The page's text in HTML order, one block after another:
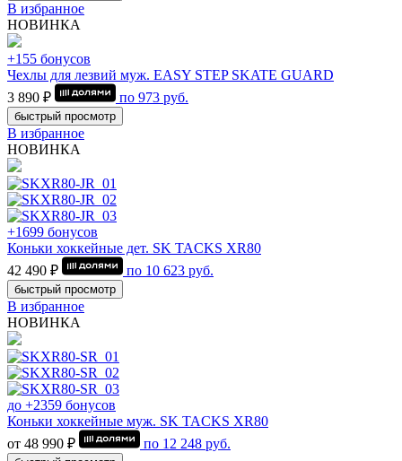
В избранное
НОВИНКА
+155 бонусов
Чехлы для лезвий муж. EASY STEP SKATE GUARD
3 890 ₽
по 973 руб.
быстрый просмотр
В избранное
НОВИНКА
+1699 бонусов
Коньки хоккейные дет. SK TACKS XR80
42 490 ₽
по 10 623 руб.
быстрый просмотр
В избранное
НОВИНКА
до +2359 бонусов
Коньки хоккейные муж. SK TACKS XR80
от 48 990 ₽
по 12 248 руб.